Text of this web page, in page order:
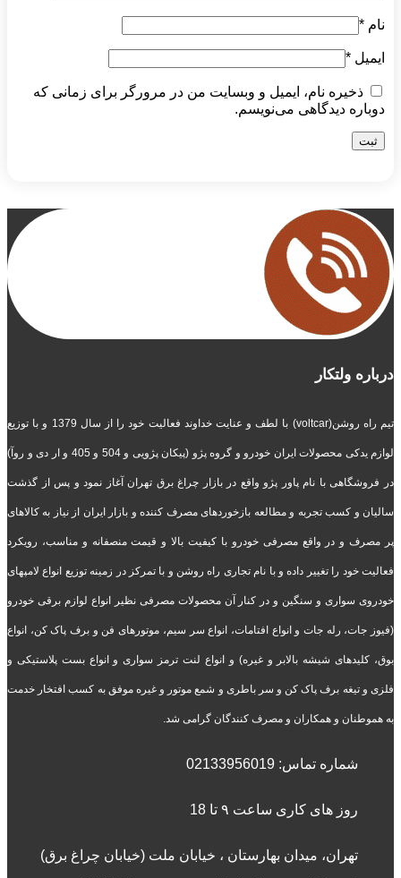
نام *
ایمیل *
ذخیره نام، ایمیل و وبسایت من در مرورگر برای زمانی که
دوباره دیدگاهی می‌نویسم.
درباره ولتکار
تیم راه روشن(voltcar) با لطف و عنایت خداوند فعالیت خود را از سال 1379 و با توزیع
لوازم یدکی محصولات ایران خودرو و گروه پژو (پیکان پژویی و 504 و 405 و ار دی و روآ)
در فروشگاهی با نام پاور پژو واقع در بازار چراغ برق تهران آغاز نمود و پس از گذشت
سالیان و کسب تجربه و مطالعه بازخوردهای مصرف کننده و بازار ایران از نیاز به کالاهای
پر مصرف و در واقع مصرفی خودرو با کیفیت بالا و قیمت منصفانه و مناسب، رویکرد
فعالیت خود را تغییر داده و با نام تجاری راه روشن و با تمرکز در زمینه توزیع انواع لامپهای
خودروی سواری و سنگین و در کنار آن محصولات مصرفی نظیر انواع لوازم برقی خودرو
(فیوز جات، رله جات و انواع افتامات، انواع سر سیم، موتورهای فن و برف پاک کن، انواع
بوق، کلیدهای شیشه بالابر و غیره) و انواع لنت ترمز سواری و انواع بست پلاستیکی و
فلزی و تیغه برف پاک کن و سر باطری و شمع موتور و غیره موفق به کسب افتخار خدمت
به هموطنان و همکاران و مصرف کنندگان گرامی شد.
شماره تماس: 02133956019
روز های کاری ساعت ۹ تا 18
تهران، میدان بهارستان ، خیابان ملت (خیابان چراغ برق)